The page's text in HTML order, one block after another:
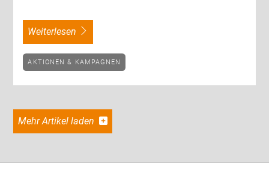
weiterlesen
AKTIONEN & KAMPAGNEN
Mehr Artikel laden